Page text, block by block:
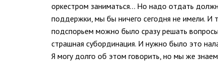
оркестром заниматься… Но надо отдать
поддержки, мы бы ничего сегодня не имели. И
подспорьем можно было сразу решать
страшная субординация. И нужно было это
Я могу долго об этом говорить, но мы же